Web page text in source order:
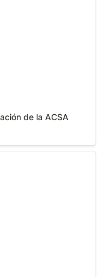
de la ACSA
unidos para